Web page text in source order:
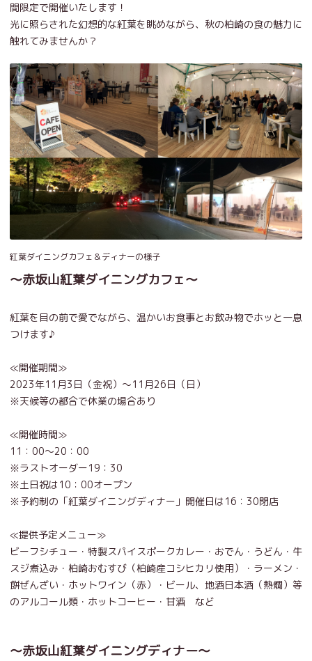
間限定で開催いたします！
光に照らされた幻想的な紅葉を眺めながら、秋の柏崎の食の魅力に
触れてみませんか？
紅葉ダイニングカフェ＆ディナーの様子
～赤坂山紅葉ダイニングカフェ～
紅葉を目の前で愛でながら、温かいお食事とお飲み物でホッと一息
つけます♪
≪開催期間≫
2023年11月3日（金祝）～11月26日（日）
※天候等の都合で休業の場合あり
≪開催時間≫
11：00～20：00
※ラストオーダー19：30
※土日祝は10：00オープン
※予約制の「紅葉ダイニングディナー」開催日は16：30閉店
≪提供予定メニュー≫
ビーフシチュー・特製スパイスポークカレー・おでん・うどん・牛
スジ煮込み・柏崎おむすび（柏崎産コシヒカリ使用）・ラーメン・
餅ぜんざい・ホットワイン（赤）・ビール、地酒日本酒（熱燗）等
のアルコール類・ホットコーヒー・甘酒 など
～赤坂山紅葉ダイニングディナー～